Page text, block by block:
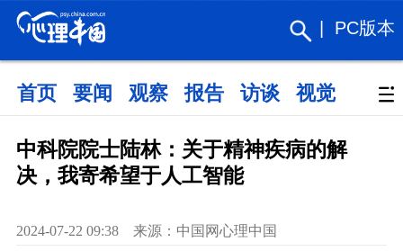
PC版本
首页 要闻 观察 报告 访谈 视觉 政策
中科院院士陆林：关于精神疾病的解
决，我寄希望于人工智能
2024-07-22 09:38 来源：中国网心理中国